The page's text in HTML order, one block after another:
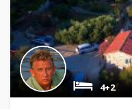
4+2